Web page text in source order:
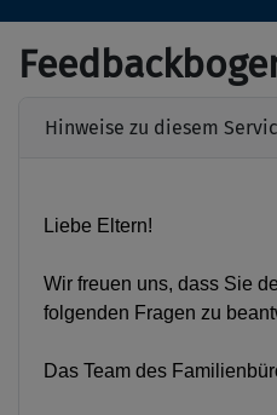
Hinweise zu diesem
Liebe Eltern!
Wir freuen uns, dass Sie
folgenden Fragen zu
Das Team des